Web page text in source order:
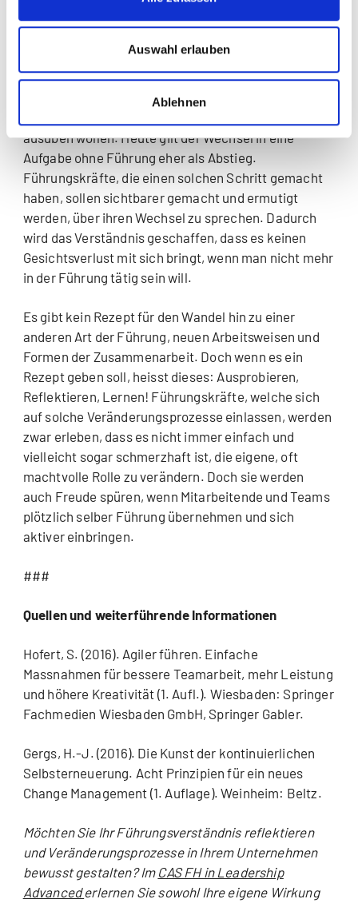
Auswahl erlauben
Ablehnen
Was, wenn die Führungskraft sich selbst
nicht mehr als Führungskraft sieht?
Aufgrund der Veränderungen der Führungsarbeit ist
es sehr gut möglich, dass nicht alle heutigen
ausüben wollen. Heute gilt der Wechsel in eine
Aufgabe ohne Führung eher als Abstieg.
Führungskräfte, die einen solchen Schritt gemacht
haben, sollen sichtbarer gemacht und ermutigt
werden, über ihren Wechsel zu sprechen. Dadurch
wird das Verständnis geschaffen, dass es keinen
Gesichtsverlust mit sich bringt, wenn man nicht mehr
in der Führung tätig sein will.
Es gibt kein Rezept für den Wandel hin zu einer
anderen Art der Führung, neuen Arbeitsweisen und
Formen der Zusammenarbeit. Doch wenn es ein
Rezept geben soll, heisst dieses: Ausprobieren,
Reflektieren, Lernen! Führungskräfte, welche sich
auf solche Veränderungsprozesse einlassen, werden
zwar erleben, dass es nicht immer einfach und
vielleicht sogar schmerzhaft ist, die eigene, oft
machtvolle Rolle zu verändern. Doch sie werden
auch Freude spüren, wenn Mitarbeitende und Teams
plötzlich selber Führung übernehmen und sich
aktiver einbringen.
###
Quellen und weiterführende Informationen
Hofert, S. (2016). Agiler führen. Einfache
Massnahmen für bessere Teamarbeit, mehr Leistung
und höhere Kreativität (1. Aufl.). Wiesbaden: Springer
Fachmedien Wiesbaden GmbH, Springer Gabler.
Gergs, H.-J. (2016). Die Kunst der kontinuierlichen
Selbsterneuerung. Acht Prinzipien für ein neues
Change Management (1. Auflage). Weinheim: Beltz.
Möchten Sie Ihr Führungsverständnis reflektieren
und Veränderungsprozesse in Ihrem Unternehmen
bewusst gestalten? Im CAS FH in Leadership
Advancederlernen Sie sowohl Ihre eigene Wirkung